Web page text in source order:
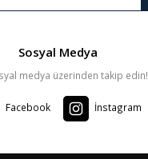
Sosyal Medya
medya üzerinden takip edin!
Facebook İnstagram